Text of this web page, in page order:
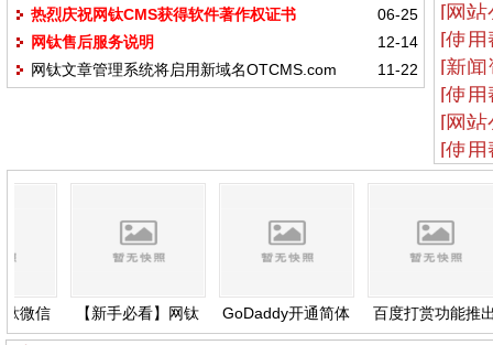
这里
06-25
热烈庆祝网钛CMS获得软件著作权证书
12-14
网钛售后服务说明
11-22
网钛文章管理系统将启用新域名OTCMS.com
[网
[使
[新
[使
[网
[使
信
新
【新手必看】网钛
CMS建站教程
GoDaddy开通简体
中文网站
百度打赏功能推出
了，大家可以去申